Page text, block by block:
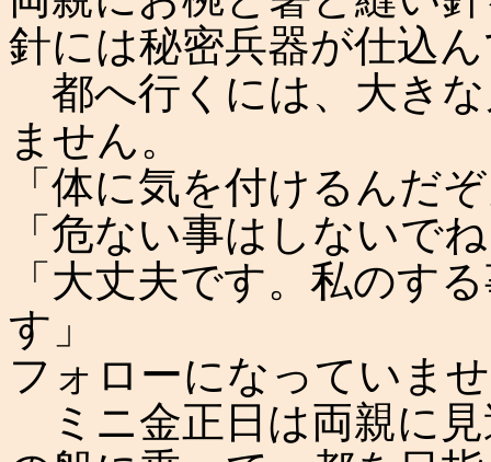
針には秘密兵器が仕込
都へ行くには、大き
ません。
「体に気を付けるんだ
「危ない事はしないで
「大丈夫です。私のす
す」
フォローになっていま
ミニ金正日は両親に